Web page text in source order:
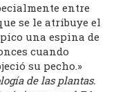
entre
se le atribuye el
una espina de
cuando
su pecho.»
de las plantas.